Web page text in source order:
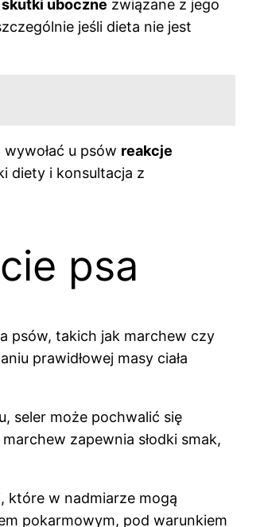
uboczne związane z jego
jeśli dieta nie jest
u psów reakcje
diety i konsultacja z
psa
psów, takich jak marchew czy
prawidłowej masy ciała
seler może pochwalić się
zapewnia słodki smak,
które w nadmiarze mogą
pokarmowym, pod warunkiem